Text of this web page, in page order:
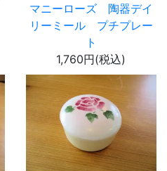
マニーローズ 陶器デイ
リーミール プチプレー
ト
1,760円(税込)